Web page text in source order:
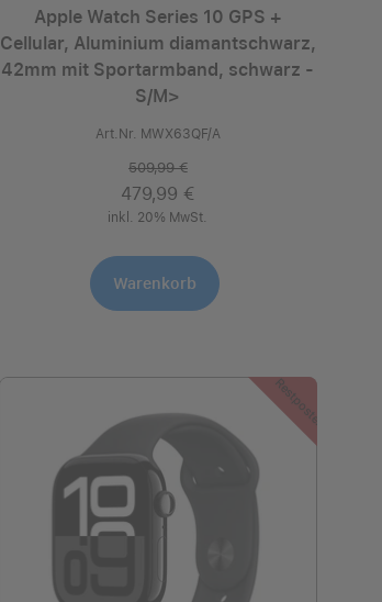
Apple Watch Series 10 GPS +
Cellular, Aluminium diamantschwarz,
42mm mit Sportarmband, schwarz -
S/M>
Art.Nr. MWX63QF/A
509,99 €
479,99 €
inkl. 20% MwSt.
Warenkorb
Restposten